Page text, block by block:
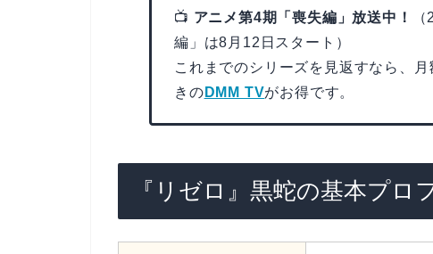
📺 アニメ第4期「喪失編」放送中！
編」は8月12日スタート）
これまでのシリーズを見返すなら、
きの DMM TVがお得です。
『リゼロ』黒蛇の基本プロ